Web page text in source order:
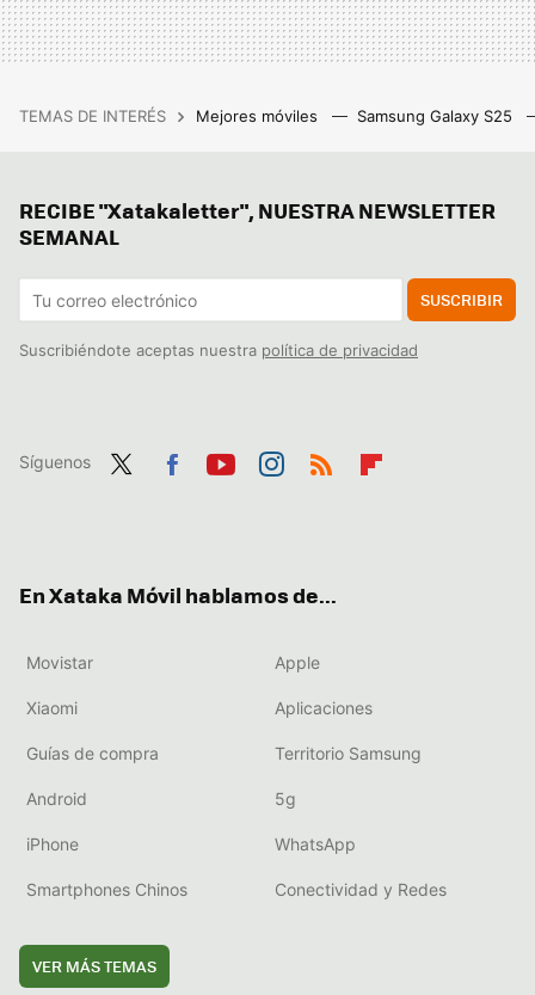
TEMAS DE INTERÉS Mejores móviles Samsung Galaxy S25
RECIBE "Xatakaletter", NUESTRA NEWSLETTER
SEMANAL
SUSCRIBIR
Suscribiéndote aceptas nuestra política de privacidad
Síguenos
En Xataka Móvil hablamos de...
Movistar Apple
Xiaomi Aplicaciones
Guías de compra Territorio Samsung
Android 5g
iPhone WhatsApp
Smartphones Chinos Conectividad y Redes
VER MÁS TEMAS